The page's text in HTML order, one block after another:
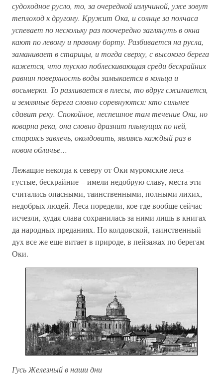
судоходное русло, то, за очередной излучиной, уже зовут
теплоход к другому. Кружит Ока, и солнце за полчаса
успевает по нескольку раз поочередно заглянуть в окна
кают по левому и правому борту. Разбивается на русла,
заманивает в старицы, и тогда сверху, с высокого берега
кажется, что тускло поблескивающая среди бескрайних
равнин поверхность воды замыкается в кольца и
восьмерки. То разливается в плесы, то вдруг сжимается,
и земляные берега словно соревнуются: кто сильнее
сдавит реку. Спокойное, неспешное там течение Оки, но
коварна река, она словно дразнит плывущих по ней,
стараясь завлечь, околдовать, являясь каждый раз в
новом обличье…
Лежащие некогда к северу от Оки муромские леса –
густые, бескрайние – имели недобрую славу, места эти
считались опасными, таинственными, полными лихих,
недобрых людей. Леса поредели, кое-где вообще сейчас
исчезли, худая слава сохранилась за ними лишь в книгах
да народных преданиях. Но колдовской, таинственный
дух все же еще витает в природе, в пейзажах по берегам
Оки.
Гусь Железный в наши дни